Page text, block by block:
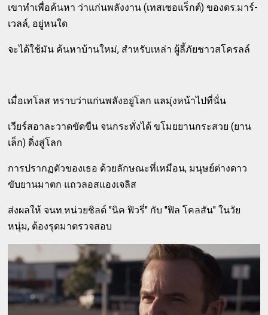
เขาทำเพื่อค้นหา ว่าแก่นพลังงาน (เทสเซอแร็กต์) ของดร.มาร์-
เวลล์, อยู่หนใด
จะได้ใช้มัน ค้นหาบ้านใหม่, สำหรับเหล่า ผู้ลี้ภัยชาวสโครลล์
เมื่อเทโลส ทราบว่าแก่นพลังอยู่โลก แลมุ่งหน้าไปที่นั่น
เวียร์สอาละวาดขัดขืน จนกระทั่งได้ ขโมยยานกระสวย (ยาน
เล็ก) ดิ่งสู่โลก
การปรากฏตัวของเธอ ด้วยลักษณะที่เหมือน, มนุษย์ต่างดาว
ขับยานมาตก แถวลอสแองเจลิส
ส่งผลให้ จนท.หน่วยชิลด์ "นิค ฟิวรี่" กับ "ฟิล โคลสัน" ในวัย
หนุ่ม, ต้องรุดมาตรวจสอบ